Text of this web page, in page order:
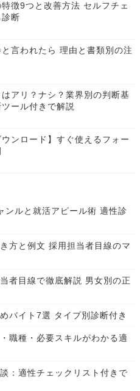
徴9つと改善方法 セルフチェ
断
言われたら 理由と書類別の注
アリ？ナシ？業界別の判断基
ール付きで解説
ウンロード】すぐ使えるフォー
ンルと就活アピール術 適性診
方と例文 採用担当者目線のマ
者目線で徹底解説 男女別の正
バイト7選 タイプ別診断付き
職種・必要スキルがわかる適
：適性チェックリスト付きで